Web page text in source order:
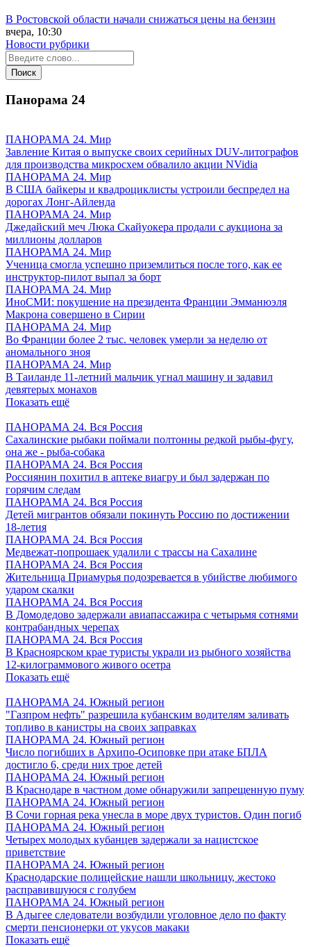
В Ростовской области начали снижаться цены на бензин
вчера, 10:30
Новости рубрики
Панорама 24
ПАНОРАМА 24. Мир
Завление Китая о выпуске своих серийных DUV-литографов
для производства микросхем обвалило акции NVidia
ПАНОРАМА 24. Мир
В США байкеры и квадроциклисты устроили беспредел на
дорогах Лонг-Айленда
ПАНОРАМА 24. Мир
Джедайский меч Люка Скайуокера продали с аукциона за
миллионы долларов
ПАНОРАМА 24. Мир
Ученица смогла успешно приземлиться после того, как ее
инструктор-пилот выпал за борт
ПАНОРАМА 24. Мир
ИноСМИ: покушение на президента Франции Эмманюэля
Макрона совершено в Сирии
ПАНОРАМА 24. Мир
Во Франции более 2 тыс. человек умерли за неделю от
аномального зноя
ПАНОРАМА 24. Мир
В Таиланде 11-летний мальчик угнал машину и задавил
девятерых монахов
Показать ещё
ПАНОРАМА 24. Вся Россия
Сахалинские рыбаки поймали полтонны редкой рыбы-фугу,
она же - рыба-собака
ПАНОРАМА 24. Вся Россия
Россиянин похитил в аптеке виагру и был задержан по
горячим следам
ПАНОРАМА 24. Вся Россия
Детей мигрантов обязали покинуть Россию по достижении
18-летия
ПАНОРАМА 24. Вся Россия
Медвежат-попрошаек удалили с трассы на Сахалине
ПАНОРАМА 24. Вся Россия
Жительница Приамурья подозревается в убийстве любимого
ударом скалки
ПАНОРАМА 24. Вся Россия
В Домодедово задержали авиапассажира с четырьмя сотнями
контрабандных черепах
ПАНОРАМА 24. Вся Россия
В Красноярском крае туристы украли из рыбного хозяйства
12-килограммового живого осетра
Показать ещё
ПАНОРАМА 24. Южный регион
"Газпром нефть" разрешила кубанским водителям заливать
топливо в канистры на своих заправках
ПАНОРАМА 24. Южный регион
Число погибших в Архипо-Осиповке при атаке БПЛА
достигло 6, среди них трое детей
ПАНОРАМА 24. Южный регион
В Краснодаре в частном доме обнаружили запрещенную пуму
ПАНОРАМА 24. Южный регион
В Сочи горная река унесла в море двух туристов. Один погиб
ПАНОРАМА 24. Южный регион
Четырех молодых кубанцев задержали за нацистское
приветствие
ПАНОРАМА 24. Южный регион
Краснодарские полицейские нашли школьницу, жестоко
расправившуюся с голубем
ПАНОРАМА 24. Южный регион
В Адыгее следователи возбудили уголовное дело по факту
смерти пенсионерки от укусов макаки
Показать ещё